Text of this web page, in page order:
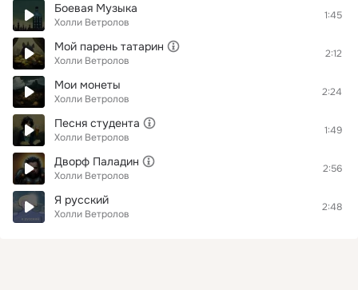
Боевая Музыка
Холли Ветролов
1:45
Мой парень татарин
Холли Ветролов
2:12
Мои монеты
Холли Ветролов
2:24
Песня студента
Холли Ветролов
1:49
Дворф Паладин
Холли Ветролов
2:56
Я русский
Холли Ветролов
2:48